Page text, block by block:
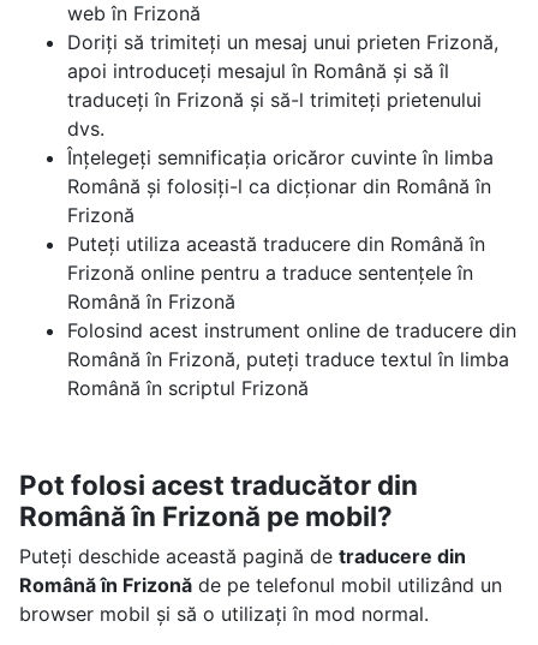
web în Frizonă
Doriți să trimiteți un mesaj unui prieten Frizonă,
apoi introduceți mesajul în Română și să îl
traduceți în Frizonă și să-l trimiteți prietenului
dvs.
Înțelegeți semnificația oricăror cuvinte în limba
Română și folosiți-l ca dicționar din Română în
Frizonă
Puteți utiliza această traducere din Română în
Frizonă online pentru a traduce sentențele în
Română în Frizonă
Folosind acest instrument online de traducere din
Română în Frizonă, puteți traduce textul în limba
Română în scriptul Frizonă
Pot folosi acest traducător din
Română în Frizonă pe mobil?
Puteți deschide această pagină de traducere din
Română în Frizonăde pe telefonul mobil utilizând un
browser mobil și să o utilizați în mod normal.